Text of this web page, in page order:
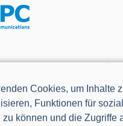
Cookies, um Inhalte
Funktionen für
zu können und die Zugriffe
und Kommunikationstechnik